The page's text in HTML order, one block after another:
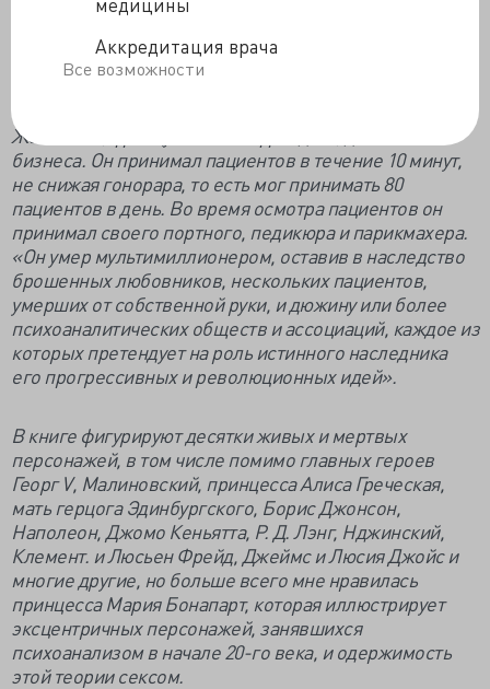
Аккредитация врача
Все возможности
обеспечить богатую жизнь. У Джонса
Уэльса, а также на Французской Ривьере.
Жак Лакан, французский неофрейдист, достиг пика
бизнеса. Он принимал пациентов в течение 10 минут,
не снижая гонорара, то есть мог принимать 80
пациентов в день. Во время осмотра пациентов он
принимал своего портного, педикюра и парикмахера.
«Он умер мультимиллионером, оставив в наследство
брошенных любовников, нескольких пациентов,
умерших от собственной руки, и дюжину или более
психоаналитических обществ и ассоциаций, каждое из
которых претендует на роль истинного наследника
его прогрессивных и революционных идей».
В книге фигурируют десятки живых и мертвых
персонажей, в том числе помимо главных героев
Георг V, Малиновский, принцесса Алиса Греческая,
мать герцога Эдинбургского, Борис Джонсон,
Наполеон, Джомо Кеньятта, Р. Д. Лэнг, Нджинский,
Клемент. и Люсьен Фрейд, Джеймс и Люсия Джойс и
многие другие, но больше всего мне нравилась
принцесса Мария Бонапарт, которая иллюстрирует
эксцентричных персонажей, занявшихся
психоанализом в начале 20-го века, и одержимость
этой теории сексом.